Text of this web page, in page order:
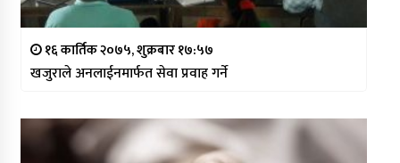
१६ कार्तिक २०७५, शुक्रबार १७:५७
खजुराले अनलाईनमार्फत सेवा प्रवाह गर्ने